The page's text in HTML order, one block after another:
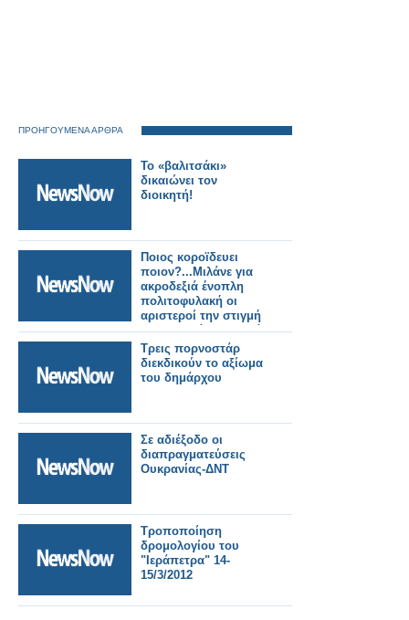
ΠΡΟΗΓΟΥΜΕΝΑ ΑΡΘΡΑ
Το «βαλιτσάκι»
δικαιώνει τον
διοικητή!
Ποιος κοροϊδευει
ποιον?...Μιλάνε για
ακροδεξιά ένοπλη
πολιτοφυλακή οι
αριστεροί την στιγμή
που ετοιμάζουν δικιά
τους..
Τρεις πορνοστάρ
διεκδικούν το αξίωμα
του δημάρχου
Σε αδιέξοδο οι
διαπραγματεύσεις
Ουκρανίας-ΔΝΤ
Τροποποίηση
δρομολογίου του
"Ιεράπετρα" 14-
15/3/2012